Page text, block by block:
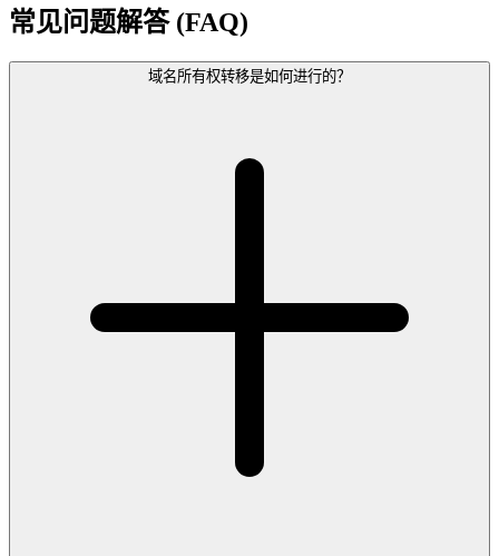
常见问题解答 (FAQ)
域名所有权转移是如何进行的？